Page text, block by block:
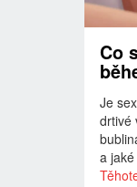
Co
Je
drtivé
a